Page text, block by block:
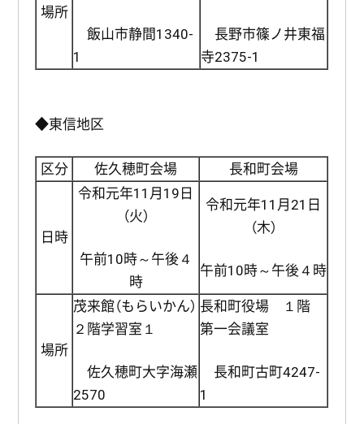
場所
飯山市静間1340-
1
長野市篠ノ井東福
寺2375-1
◆東信地区
区分 佐久穂町会場 長和町会場
日時
令和元年11月19日
（火）
午前10時～午後４
時
令和元年11月21日
（木）
午前10時～午後４時
場所
茂来館（もらいかん）
２階学習室１
佐久穂町大字海瀬
2570
長和町役場 １階
第一会議室
長和町古町4247-
1